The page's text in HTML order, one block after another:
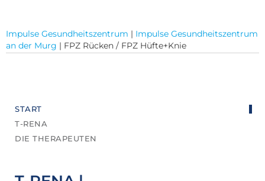
Impulse Gesundheitszentrum | Impulse Gesundheitszentrum
an der Murg | FPZ Rücken / FPZ Hüfte+Knie
START
T-RENA
DIE THERAPEUTEN